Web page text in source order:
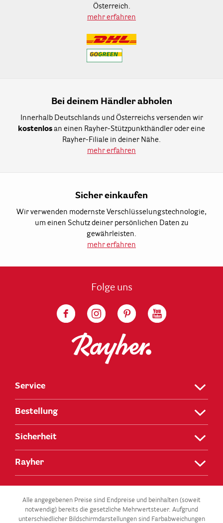
Österreich.
mehr erfahren
Bei deinem Händler abholen
Innerhalb Deutschlands und Österreichs versenden wir
kostenlos an einen Rayher-Stützpunkthändler oder eine
Rayher-Filiale in deiner Nähe.
mehr erfahren
Sicher einkaufen
Wir verwenden modernste Verschlüsselungstechnologie,
um einen Schutz deiner persönlichen Daten zu
gewährleisten.
mehr erfahren
Folge uns
Service
Bestellung
Sicherheit
Rayher
Alle angegebenen Preise sind Endpreise und beinhalten (soweit
notwendig) bereits die gesetzliche Mehrwertsteuer. Aufgrund
unterschiedlicher Bildschirmdarstellungen sind Farbabweichungen